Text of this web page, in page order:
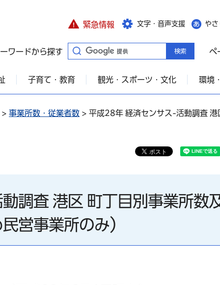
緊急情報 文字・音声支援 や
ワードから探す ペ
子育て・教育 観光・スポーツ・文化 環境
> 事業所数・従業者数 > 平成28年 経済センサス-活動調査
調査 港区 町丁目別事業所数
営事業所のみ）